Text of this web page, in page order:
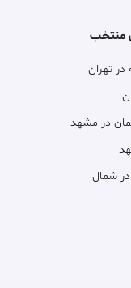
منتخب
در تهران
در مشهد
در شمال